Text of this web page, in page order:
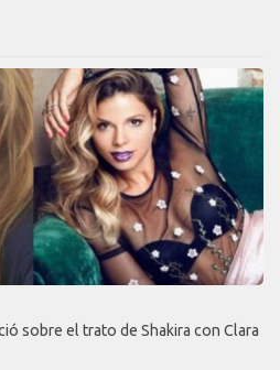
sobre el trato de Shakira con Clara